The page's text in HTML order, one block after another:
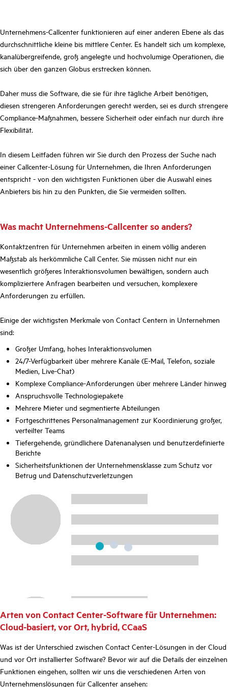
Unternehmens-Callcenter funktionieren auf einer anderen Ebene als das
durchschnittliche kleine bis mittlere Center. Es handelt sich um komplexe,
kanalübergreifende, groß angelegte und hochvolumige Operationen, die
sich über den ganzen Globus erstrecken können.
Daher muss die Software, die sie für ihre tägliche Arbeit benötigen,
diesen strengeren Anforderungen gerecht werden, sei es durch strengere
Compliance-Maßnahmen, bessere Sicherheit oder einfach nur durch ihre
Flexibilität.
In diesem Leitfaden führen wir Sie durch den Prozess der Suche nach
einer Callcenter-Lösung für Unternehmen, die Ihren Anforderungen
entspricht - von den wichtigsten Funktionen über die Auswahl eines
Anbieters bis hin zu den Punkten, die Sie vermeiden sollten.
Was macht Unternehmens-Callcenter so anders?
Kontaktzentren für Unternehmen arbeiten in einem völlig anderen
Maßstab als herkömmliche Call Center. Sie müssen nicht nur ein
wesentlich größeres Interaktionsvolumen bewältigen, sondern auch
kompliziertere Anfragen bearbeiten und versuchen, komplexere
Anforderungen zu erfüllen.
Einige der wichtigsten Merkmale von Contact Centern in Unternehmen
sind:
Großer Umfang, hohes Interaktionsvolumen
24/7-Verfügbarkeit über mehrere Kanäle (E-Mail, Telefon, soziale
Medien, Live-Chat)
Komplexe Compliance-Anforderungen über mehrere Länder hinweg
Anspruchsvolle Technologiepakete
Mehrere Mieter und segmentierte Abteilungen
Fortgeschrittenes Personalmanagement zur Koordinierung großer,
verteilter Teams
Tiefergehende, gründlichere Datenanalysen und benutzerdefinierte
Berichte
Sicherheitsfunktionen der Unternehmensklasse zum Schutz vor
Betrug und Datenschutzverletzungen
Arten von Contact Center-Software für Unternehmen:
Cloud-basiert, vor Ort, hybrid, CCaaS
Was ist der Unterschied zwischen Contact Center-Lösungen in der Cloud
und vor Ort installierter Software? Bevor wir auf die Details der einzelnen
Funktionen eingehen, sollten wir uns die verschiedenen Arten von
Unternehmenslösungen für Callcenter ansehen: